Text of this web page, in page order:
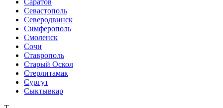
Севастополь
Северодвинск
Симферополь
Смоленск
Сочи
Ставрополь
Старый Оскол
Стерлитамак
Сургут
Сыктывкар